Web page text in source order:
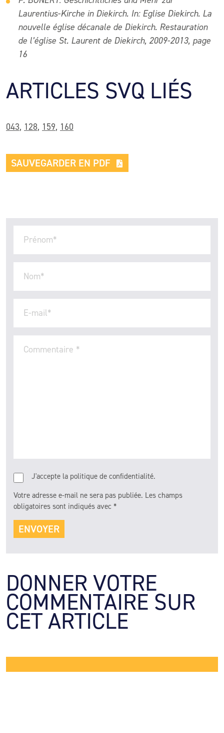
Laurentius-Kirche in Diekirch. In: Eglise Diekirch. La
nouvelle église décanale de Diekirch. Restauration
de l’église St. Laurent de Diekirch, 2009-2013, page
16
ARTICLES SVQ LIÉS
043, 128, 159, 160
SAUVEGARDER EN PDF
Votre adresse e-mail ne sera pas publiée. Les champs
obligatoires sont indiqués avec *
Commentaire *
Prénom*
E-mail*
J'accepte la politique de confidentialité.
Nom*
DONNER VOTRE
COMMENTAIRE SUR
CET ARTICLE